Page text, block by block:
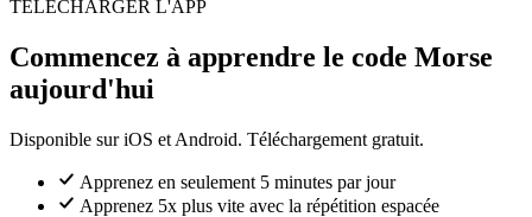
TÉLÉCHARGER L'APP
Commencez à apprendre le code Morse
aujourd'hui
Disponible sur iOS et Android. Téléchargement gratuit.
Apprenez en seulement 5 minutes par jour
Apprenez 5x plus vite avec la répétition espacée